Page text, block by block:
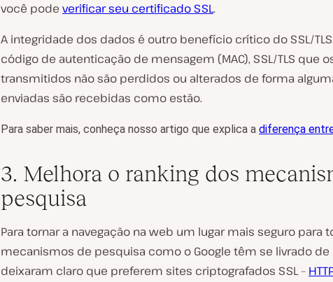
você pode verificar seu certificado SSL.
A integridade dos dados é outro benefício crítico do SSL/
código de autenticação de mensagem (MAC), SSL/TLS que
transmitidos não são perdidos ou alterados de forma
enviadas são recebidas como estão.
Para saber mais, conheça nosso artigo que explica a diferença
3. Melhora o ranking dos
pesquisa
Para tornar a navegação na web um lugar mais seguro para
mecanismos de pesquisa como o Google têm se livrado de
deixaram claro que preferem sites criptografados SSL –